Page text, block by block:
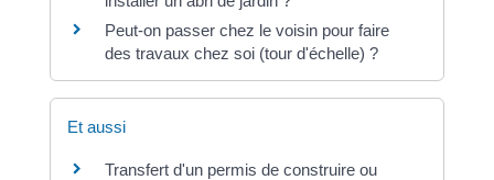
Peut-on passer chez le voisin pour faire
des travaux chez soi (tour d'échelle) ?
Et aussi
Transfert d'un permis de construire ou